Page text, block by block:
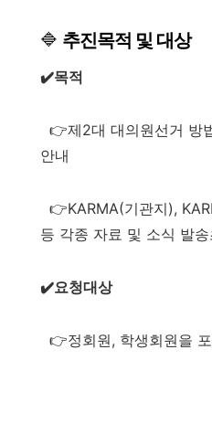
🔷 추진목적 및 대상
✔️목적
👉제2대 대의원선거 방
안내
👉KARMA(기관지),
등 각종 자료 및 소식 발
✔️요청대상
👉정회원, 학생회원을